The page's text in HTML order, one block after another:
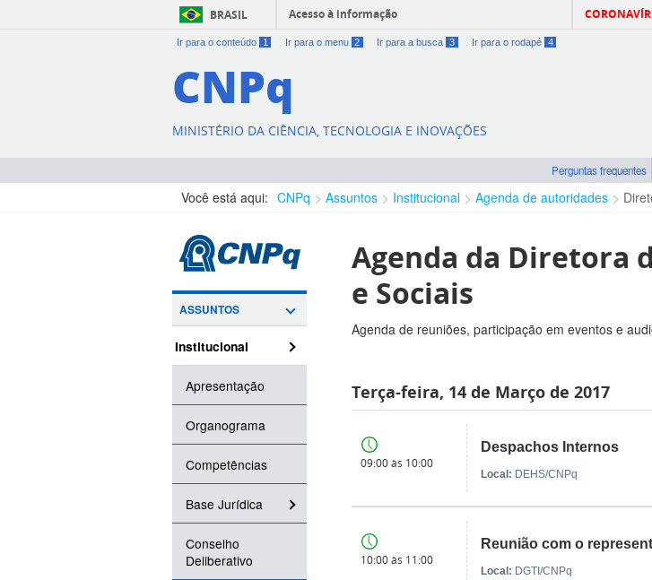
BRASIL Acesso à informação
Ir para o conteúdo 1 Ir para o menu 2 Ir para a busca 3 Ir para o rodapé 4
CNPq
MINISTÉRIO DA CIÊNCIA, TECNOLOGIA E INOVAÇÕES
Perguntas frequentes
Você está aqui: CNPq Assuntos Institucional Agenda de autoridades
ASSUNTOS
Institucional
Apresentação
Organograma
Competências
Base Jurídica
Conselho
Deliberativo
Agenda da Diretora
e Sociais
Agenda de reuniões, participação em eventos e
Terça-feira, 14 de Março de 2017
09:00 às 10:00
Despachos Internos
Local: DEHS/CNPq
10:00 às 11:00
Reunião com o
Local: DGTI/CNPq